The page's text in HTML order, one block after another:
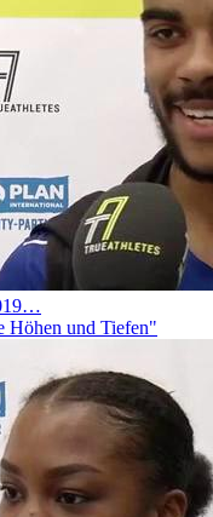
Höhen und Tiefen"